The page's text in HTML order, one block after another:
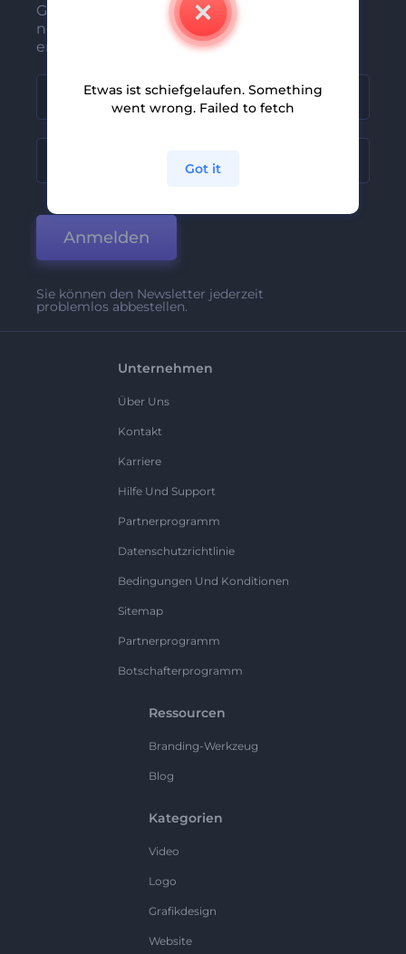
Gehören Sie zu den Ersten, die unsere
neuesten Nachrichten und Angebote
erhalten
Anmelden
Sie können den Newsletter jederzeit
problemlos abbestellen.
Unternehmen
Über Uns
Kontakt
Karriere
Hilfe Und Support
Partnerprogramm
Datenschutzrichtlinie
Bedingungen Und Konditionen
Sitemap
Partnerprogramm
Botschafterprogramm
Ressourcen
Branding-Werkzeug
Blog
Kategorien
Video
Logo
Grafikdesign
Website
Etwas ist schiefgelaufen. Something
went wrong. Failed to fetch
Got it